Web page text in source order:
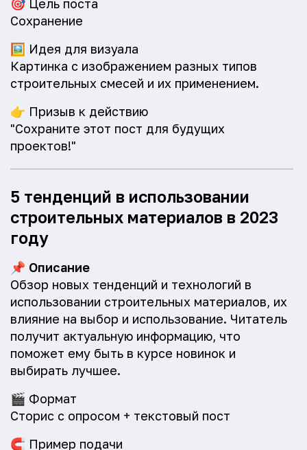
🎯 Цель поста
Сохранение
🖼️ Идея для визуала
Картинка с изображением разных типов
строительных смесей и их применением.
👉 Призыв к действию
"Сохраните этот пост для будущих
проектов!"
5 тенденций в использовании
строительных материалов в 2023
году
📌 Описание
Обзор новых тенденций и технологий в
использовании строительных материалов, их
влияние на выбор и использование. Читатель
получит актуальную информацию, что
поможет ему быть в курсе новинок и
выбирать лучшее.
🎬 Формат
Сторис с опросом + текстовый пост
🧲 Пример подачи